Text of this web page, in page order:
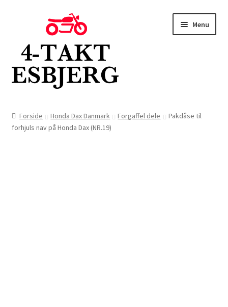
navigation
indhold
Menu
Butik
Forside Honda Dax Danmark Forgaffel dele
Pakdåse til
forhjuls nav på Honda Dax (NR.19)